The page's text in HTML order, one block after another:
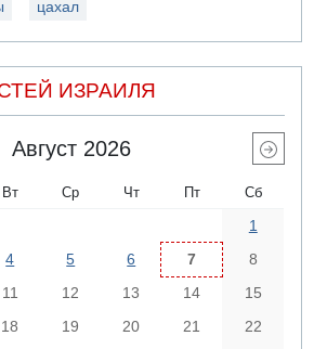
цахал
ИЗРАИЛЯ
Август 2026
Вт Ср Чт Пт Сб
1
4 5 6 7
8
11 12 13 14
15
18 19 20 21
22